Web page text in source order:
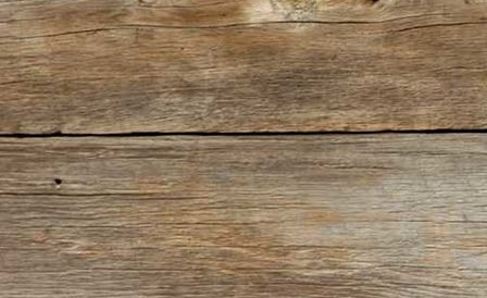
IMG-20220727-WA0010